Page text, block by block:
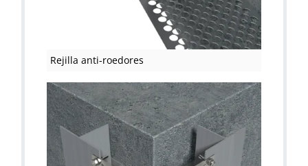
Rejilla anti-roedores